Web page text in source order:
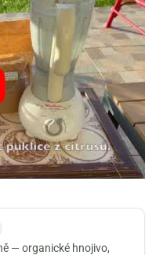
— organické hnojivo,